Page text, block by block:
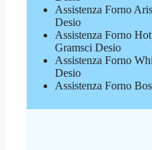
Assistenza Forno
Desio
Assistenza Forno
Gramsci Desio
Assistenza Forno
Desio
Assistenza Forno